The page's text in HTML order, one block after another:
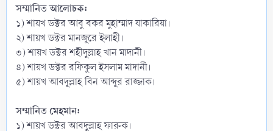
সম্মানিত আলোচক:
১) শায়খ ডক্টর আবু বকর মুহাম্মাদ যাকারিয়া।
২) শায়খ ডক্টর মানজুরে ইলাহী।
৩) শায়খ ডক্টর শহীদুল্লাহ খান মাদানী।
৪) শায়খ ডক্টর রফিকুল ইসলাম মাদানী।
৫) শায়খ আবদুল্লাহ বিন আব্দুর রাজ্জাক।
সম্মানিত মেহমান:
১) শায়খ ডক্টর আবদুল্লাহ ফারুক।